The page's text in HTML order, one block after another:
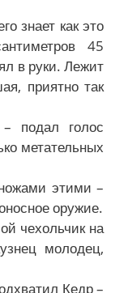
знает как это
45
в руки. Лежит
приятно так
подал голос
метательных
этими –
оружие.
чехольчик на
молодец,
Кедр –